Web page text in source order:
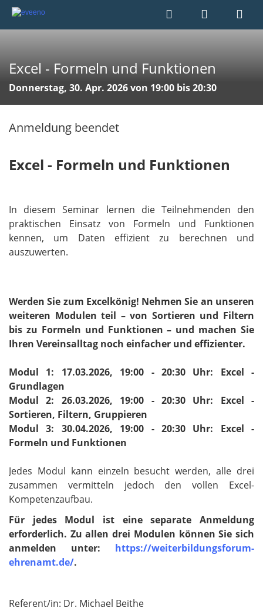
Excel - Formeln und Funktionen
Donnerstag, 30. Apr. 2026 von 19:00 bis 20:30
Anmeldung beendet
Excel - Formeln und Funktionen
In diesem Seminar lernen die Teilnehmenden den
praktischen Einsatz von Formeln und Funktionen
kennen, um Daten effizient zu berechnen und
auszuwerten.
Werden Sie zum Excelkönig! Nehmen Sie an unseren
weiteren Modulen teil – von Sortieren und Filtern
bis zu Formeln und Funktionen – und machen Sie
Ihren Vereinsalltag noch einfacher und effizienter.
Modul 1: 17.03.2026, 19:00 - 20:30 Uhr: Excel -
Grundlagen
Modul 2: 26.03.2026, 19:00 - 20:30 Uhr: Excel -
Sortieren, Filtern, Gruppieren
Modul 3: 30.04.2026, 19:00 - 20:30 Uhr: Excel -
Formeln und Funktionen
Jedes Modul kann einzeln besucht werden, alle drei
zusammen vermitteln jedoch den vollen Excel-
Kompetenzaufbau.
Für jedes Modul ist eine separate Anmeldung
erforderlich. Zu allen drei Modulen können Sie sich
anmelden unter: https://weiterbildungsforum-
ehrenamt.de/.
Referent/in: Dr. Michael Beithe